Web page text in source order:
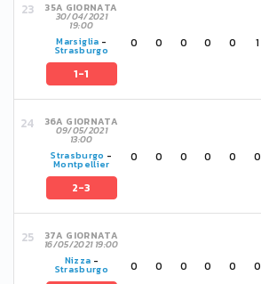
35A GIORNATA
30/04/2021
19:00
Marsiglia -
Strasburgo
1-1
0 0 0 0 0 1
36A GIORNATA
09/05/2021
13:00
Strasburgo -
Montpellier
2-3
0 0 0 0 0 0
37A GIORNATA
16/05/2021 19:00
Nizza -
Strasburgo 0 0 0 0 0 0